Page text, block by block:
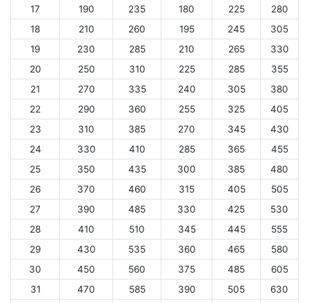
17 190 235 180 225
280
18
210 260 195 245
305
19
230 285 210 265
330
20
250 310 225 285
355
21
270 335 240 305
380
22
290 360 255 325
405
23
310 385 270 345
430
24
330 410 285 365
455
25
350 435 300 385
480
26
370 460 315 405
505
27
390 485 330 425
530
28
410 510 345 445
555
29
430 535 360 465
580
30
450 560 375 485
605
31
470 585 390 505
630